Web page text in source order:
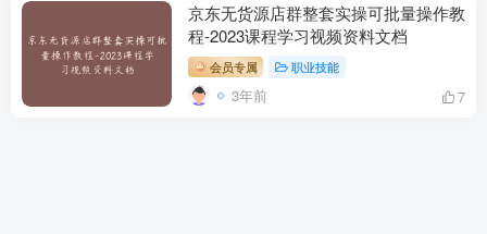
京东无货源店群整套实操可批量操作教
程-2023课程学习视频资料文档
会员专属 职业技能
3年前 7